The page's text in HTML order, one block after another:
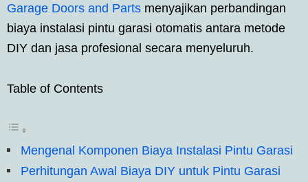
Garage Doors and Parts menyajikan perbandingan
biaya instalasi pintu garasi otomatis antara metode
DIY dan jasa profesional secara menyeluruh.
Table of Contents
Mengenal Komponen Biaya Instalasi Pintu Garasi
Perhitungan Awal Biaya DIY untuk Pintu Garasi